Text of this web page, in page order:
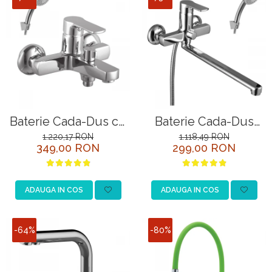
Baterie Cada-Dus cu
Pipa Scurta si
Comutator Rotativ
Lemark Plus Grace
LM1512C Crom
1.220,17 RON
349,00 RON
ADAUGA IN COS
Baterie Cada-Dus
Lemark Plus Grace
LM1551C Crom
1.118,49 RON
299,00 RON
ADAUGA IN COS
-64% -80%